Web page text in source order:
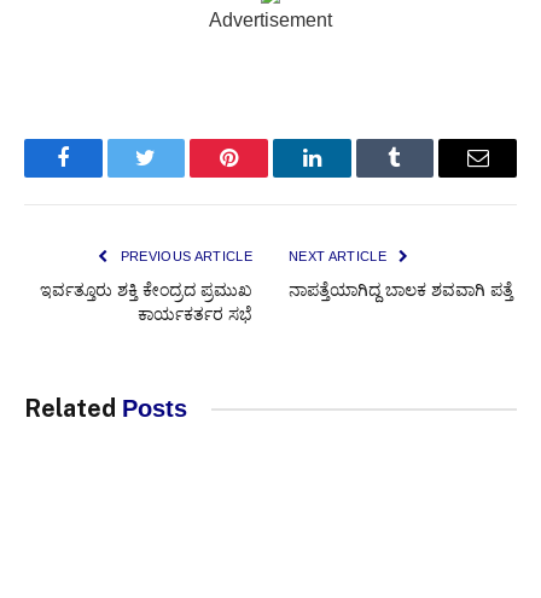
Advertisement
FacebookTwitter PinterestLinkedInTumblr Email
PREVIOUS ARTICLE
ಇರ್ವತ್ತೂರು ಶಕ್ತಿ ಕೇಂದ್ರದ ಪ್ರಮುಖ
ಕಾರ್ಯಕರ್ತರ ಸಭೆ
NEXT ARTICLE
ನಾಪತ್ತೆಯಾಗಿದ್ದ ಬಾಲಕ ಶವವಾಗಿ ಪತ್ತೆ
Related Posts